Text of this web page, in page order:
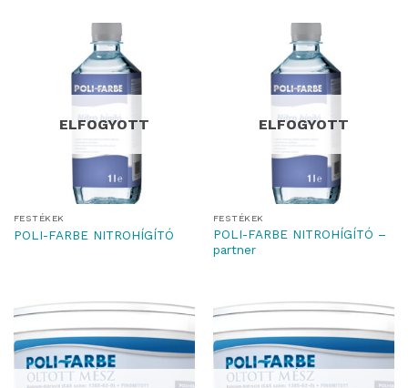
ELFOGYOTT
FESTÉKEK
POLI-FARBE NITROHÍGÍTÓ
ELFOGYOTT
FESTÉKEK
POLI-FARBE NITROHÍGÍTÓ –
partner